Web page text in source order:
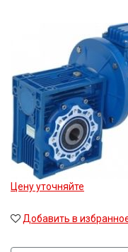
Цену уточняйте
Добавить в